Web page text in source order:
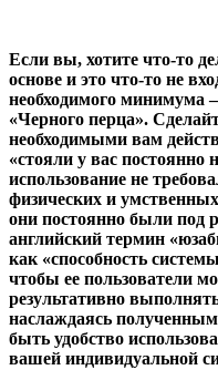
Если вы, хотите что-то
основе и это что-то не
необходимого минимума
«Черного перца».
необходимыми вам
«стояли у вас постоянно
использование не
физических и
они постоянно были под
английский термин
как «способность
чтобы ее пользователи
результативно
наслаждаясь
быть удобство
вашей индивидуальной